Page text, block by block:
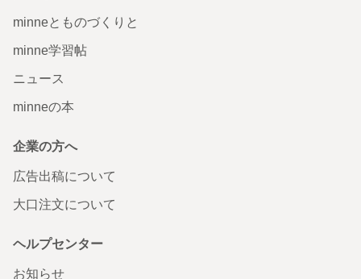
minneとものづくりと
minne学習帖
ニュース
minneの本
企業の方へ
広告出稿について
大口注文について
ヘルプセンター
お知らせ